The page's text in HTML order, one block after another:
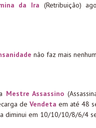
da Ira (Retribuição)
não faz mais
Mestre Assassino
de Vendeta em até 48
diminui em 10/10/10/8/6/4